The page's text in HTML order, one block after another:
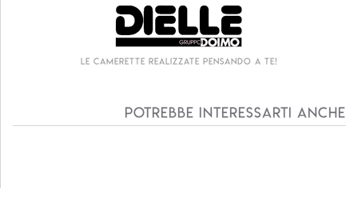
Le camerette realizzate pensando a te!
Potrebbe interessarti anche